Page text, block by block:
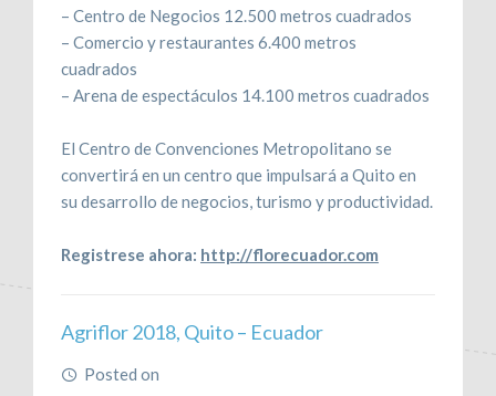
– Centro de Negocios 12.500 metros cuadrados
– Comercio y restaurantes 6.400 metros
cuadrados
– Arena de espectáculos 14.100 metros cuadrados
El Centro de Convenciones Metropolitano se
convertirá en un centro que impulsará a Quito en
su desarrollo de negocios, turismo y productividad.
Registrese ahora: http://florecuador.com
Agriflor 2018, Quito – Ecuador
Posted on